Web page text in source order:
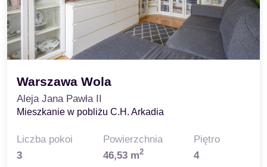
Warszawa Wola
Aleja Jana Pawła II
Mieszkanie w pobliżu C.H. Arkadia
Liczba pokoi
3
Powierzchnia
46,53 m2
Piętro
4